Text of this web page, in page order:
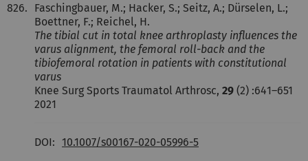
826.
Faschingbauer, M.; Hacker, S.; Seitz, A.; Dürselen, L.;
Boettner, F.; Reichel, H.
The tibial cut in total knee arthroplasty influences the
varus alignment, the femoral roll-back and the
tibiofemoral rotation in patients with constitutional
varus
Knee Surg Sports Traumatol Arthrosc, 29 (2) :641–651
2021
DOI: 10.1007/s00167-020-05996-5